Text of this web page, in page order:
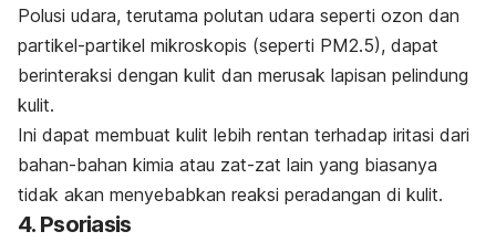
Polusi udara, terutama polutan udara seperti ozon dan
partikel-partikel mikroskopis (seperti PM2.5), dapat
berinteraksi dengan kulit dan merusak lapisan pelindung
kulit.
Ini dapat membuat kulit lebih rentan terhadap iritasi dari
bahan-bahan kimia atau zat-zat lain yang biasanya
tidak akan menyebabkan reaksi peradangan di kulit.
4. Psoriasis